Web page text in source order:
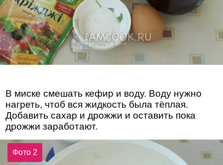
В миске смешать кефир и воду. Воду нужно
нагреть, чтоб вся жидкость была тёплая.
Добавить сахар и дрожжи и оставить пока
дрожжи заработают.
Фото 2